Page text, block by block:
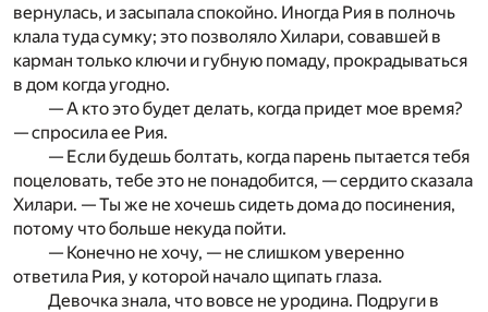
вернулась, и засыпала спокойно. Иногда Рия в полночь
клала туда сумку; это позволяло Хилари, совавшей в
карман только ключи и губную помаду, прокрадываться
в дом когда угодно.
— А кто это будет делать, когда придет мое время?
— спросила ее Рия.
— Если будешь болтать, когда парень пытается тебя
поцеловать, тебе это не понадобится, — сердито сказала
Хилари. — Ты же не хочешь сидеть дома до посинения,
потому что больше некуда пойти.
— Конечно не хочу, — не слишком уверенно
ответила Рия, у которой начало щипать глаза.
Девочка знала, что вовсе не уродина. Подруги в